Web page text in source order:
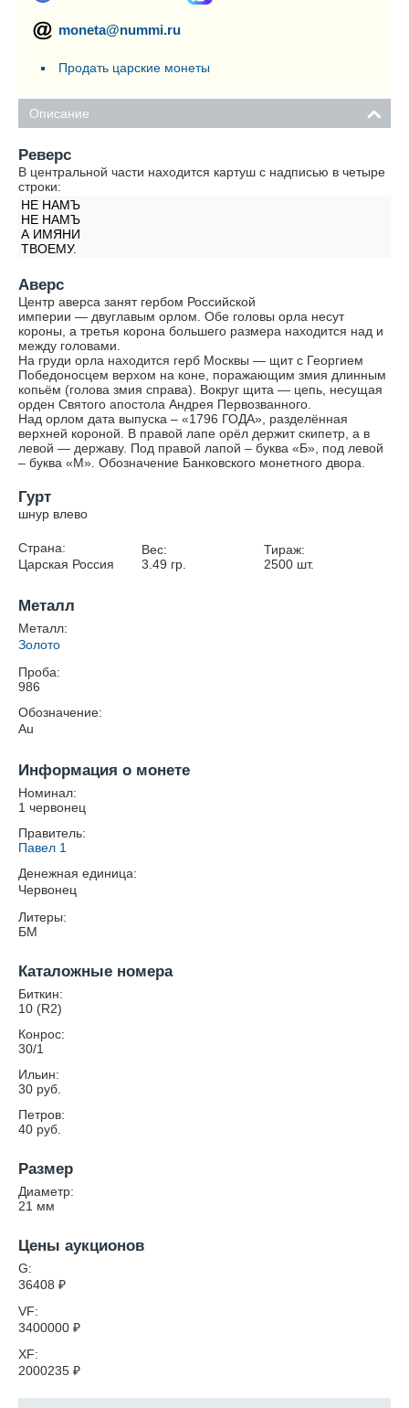
moneta@nummi.ru
Продать царские монеты
Описание
Реверс
В центральной части находится картуш с надписью в четыре
строки:
НЕ НАМЪ
НЕ НАМЪ
А ИМЯНИ
ТВОЕМУ.
Аверс
Центр аверса занят гербом Российской
империи — двуглавым орлом. Обе головы орла несут
короны, а третья корона большего размера находится над и
между головами.
На груди орла находится герб Москвы — щит с Георгием
Победоносцем верхом на коне, поражающим змия длинным
копьём (голова змия справа). Вокруг щита — цепь, несущая
орден Святого апостола Андрея Первозванного.
Над орлом дата выпуска – «1796 ГОДА», разделённая
верхней короной. В правой лапе орёл держит скипетр, а в
левой — державу. Под правой лапой – буква «Б», под левой
– буква «М». Обозначение Банковского монетного двора.
Гурт
шнур влево
Страна:
Царская Россия
Вес:
3.49 гр.
Тираж:
2500 шт.
Металл
Металл:
Золото
Проба:
986
Обозначение:
Au
Информация о монете
Номинал:
1 червонец
Правитель:
Павел 1
Денежная единица:
Червонец
Литеры:
БМ
Каталожные номера
Биткин:
10 (R2)
Конрос:
30/1
Ильин:
30 руб.
Петров:
40 руб.
Размер
Диаметр:
21 мм
Цены аукционов
G:
36408 ₽
VF:
3400000 ₽
XF:
2000235 ₽